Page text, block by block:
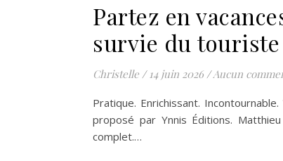
Partez en
survie du touriste
Christelle / 14 juin 2026 /Aucun
Pratique. Enrichissant.
proposé par Ynnis Éditions.
complet.…